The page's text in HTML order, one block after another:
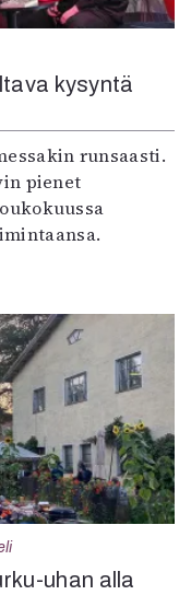
kysyntä
runsaasti.
pienet
uhan alla